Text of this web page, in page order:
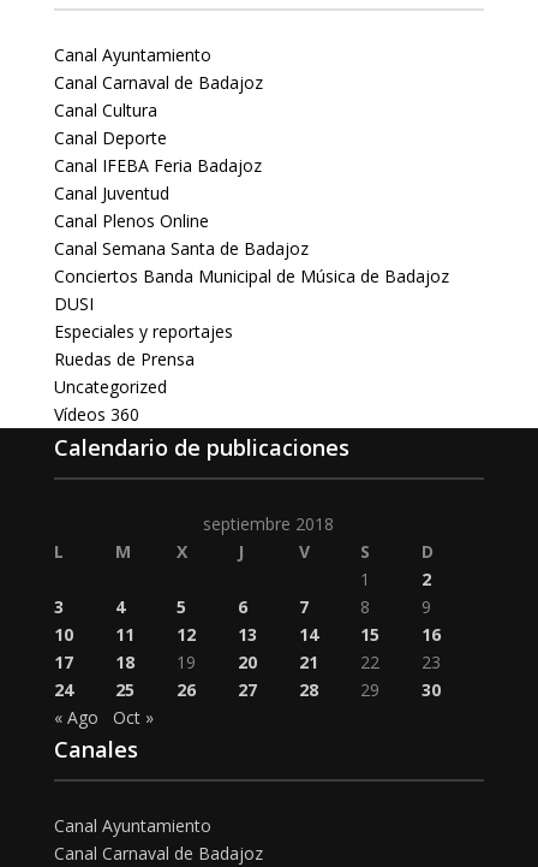
Canal Ayuntamiento
Canal Carnaval de Badajoz
Canal Cultura
Canal Deporte
Canal IFEBA Feria Badajoz
Canal Juventud
Canal Plenos Online
Canal Semana Santa de Badajoz
Conciertos Banda Municipal de Música de Badajoz
DUSI
Especiales y reportajes
Ruedas de Prensa
Uncategorized
Vídeos 360
Calendario de publicaciones
septiembre 2018
L
M X J V S
D
1
2
3
4 5 6 7 8
9
10
11 12 13 14 15
16
17
18 19 20 21 22
23
24
25 26 27 28 29
30
« Ago
Oct »
Canales
Canal Ayuntamiento
Canal Carnaval de Badajoz